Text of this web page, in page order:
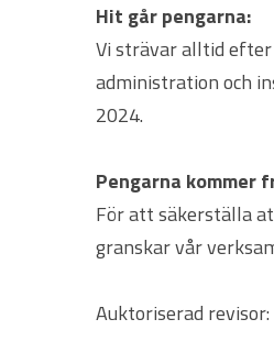
Hit går pengarna:
Vi strävar alltid efter
administration och
2024.
Pengarna kommer
För att säkerställa
granskar vår
Auktoriserad revisor: